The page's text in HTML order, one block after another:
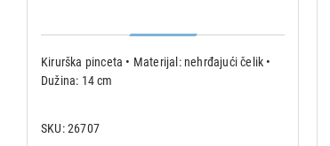
Kirurška pinceta • Materijal: nehrđajući čelik •
Dužina: 14 cm
SKU: 26707